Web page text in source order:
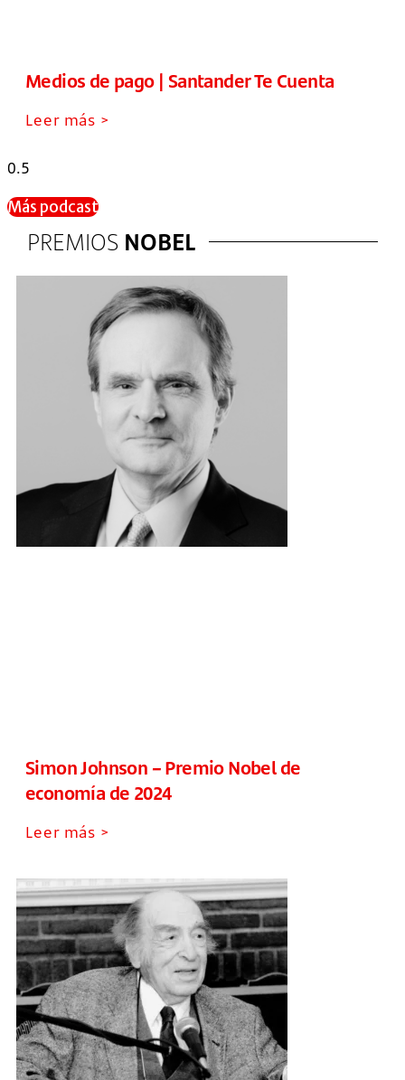
Medios de pago | Santander Te Cuenta
Leer más >
Más podcast
PREMIOS NOBEL
Simon Johnson – Premio Nobel de
economía de 2024
Leer más >